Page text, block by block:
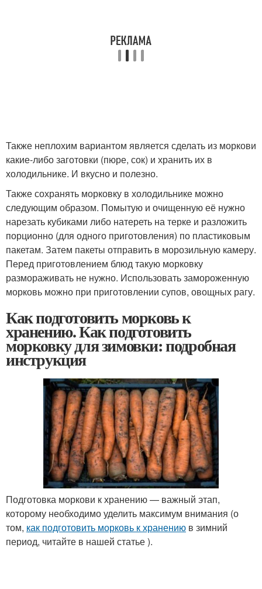
Также неплохим вариантом является сделать из моркови
какие-либо заготовки (пюре, сок) и хранить их в
холодильнике. И вкусно и полезно.
Также сохранять морковку в холодильнике можно
следующим образом. Помытую и очищенную её нужно
нарезать кубиками либо натереть на терке и разложить
порционно (для одного приготовления) по пластиковым
пакетам. Затем пакеты отправить в морозильную камеру.
Перед приготовлением блюд такую морковку
размораживать не нужно. Использовать замороженную
морковь можно при приготовлении супов, овощных рагу.
Как подготовить морковь к
хранению. Как подготовить
морковку для зимовки: подробная
инструкция
Подготовка моркови к хранению — важный этап,
которому необходимо уделить максимум внимания (о
том, как подготовить морковь к хранению в зимний
период, читайте в нашей статье ).